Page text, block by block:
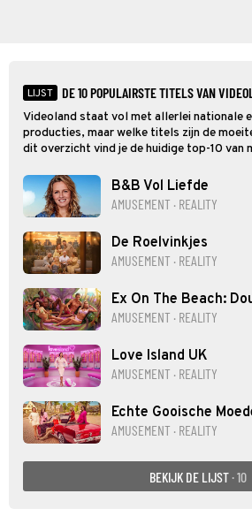
LIJST DE 10 POPULAIRSTE TITELS VAN
Videoland staat vol met allerlei nationale
producties, maar welke titels zijn de
dit overzicht vind je de huidige top-10 van
B&B Vol Liefde
AMUSEMENT · REALITY
De Roelvinkjes
AMUSEMENT · REALITY
Ex On The Beach:
AMUSEMENT · REALITY
Love Island UK
AMUSEMENT · REALITY
Echte Gooische
AMUSEMENT · REALITY
BEKIJK DE LIJST · 10